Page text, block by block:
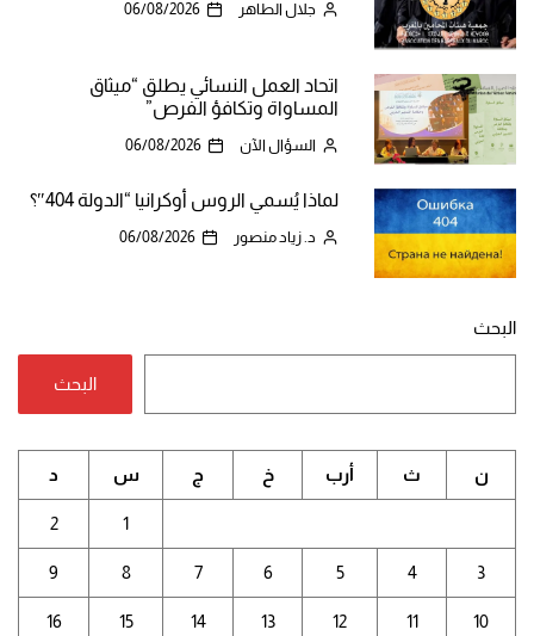
جلال الطاهر 06/08/2026
اتحاد العمل النسائي يطلق “ميثاق
المساواة وتكافؤ الفرص”
السؤال الآن 06/08/2026
لماذا يُسمي الروس أوكرانيا “الدولة 404″؟
د. زياد منصور 06/08/2026
البحث
البحث
ن ث أرب خ ج س د
1
2
3
4
5
6
7
8
9
10
11
12
13
14
15
16